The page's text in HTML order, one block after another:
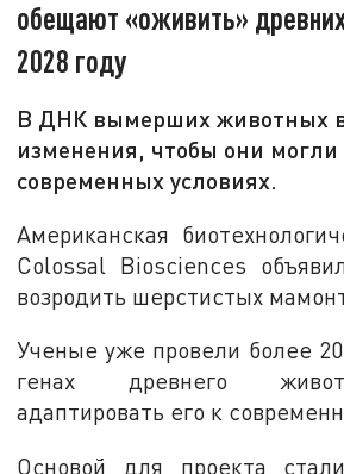
обещают «оживить»
2028 году
В ДНК вымерших животных
изменения, чтобы они
современных условиях.
Американская
Colossal Biosciences
возродить шерстистых
Ученые уже провели более
генах древнего
адаптировать его к
Основой для проекта